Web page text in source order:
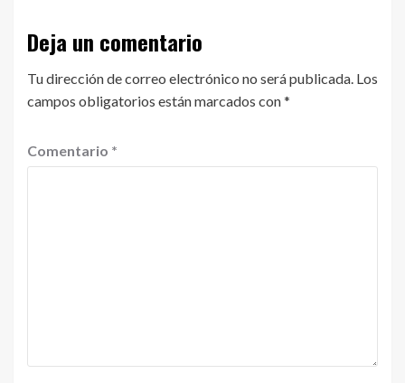
Deja un comentario
Tu dirección de correo electrónico no será publicada. Los
campos obligatorios están marcados con*
Comentario *